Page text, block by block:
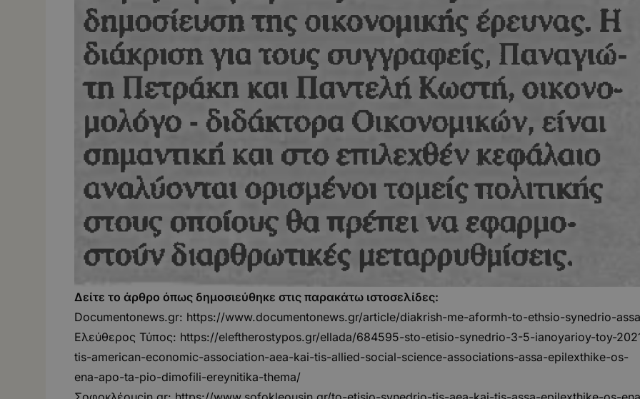
Δείτε το άρθρο όπως δημοσιεύθηκε στις παρακάτω ιστοσελίδες:
Documentonews.gr: https://www.documentonews.gr/article/diakrish-me-aformh-to-ethsio-synedrio-assa
Ελεύθερος Τύπος: https://eleftherostypos.gr/ellada/684595-sto-etisio-synedrio-3-5-ianoyarioy-toy-
tis-american-economic-association-aea-kai-tis-allied-social-science-associations-assa-epilexthike-os-
ena-apo-ta-pio-dimofili-ereynitika-thema/